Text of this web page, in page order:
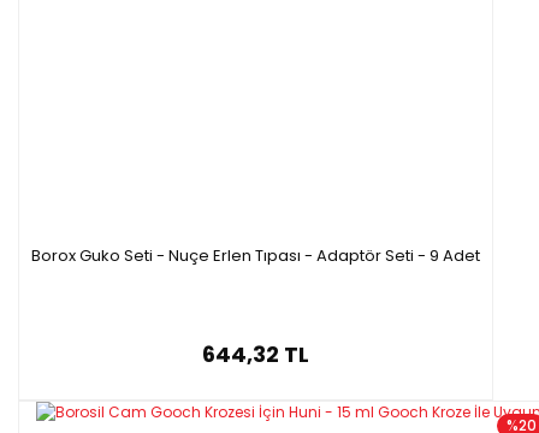
Borox Guko Seti - Nuçe Erlen Tıpası - Adaptör Seti - 9 Adet
644,32 TL
%20